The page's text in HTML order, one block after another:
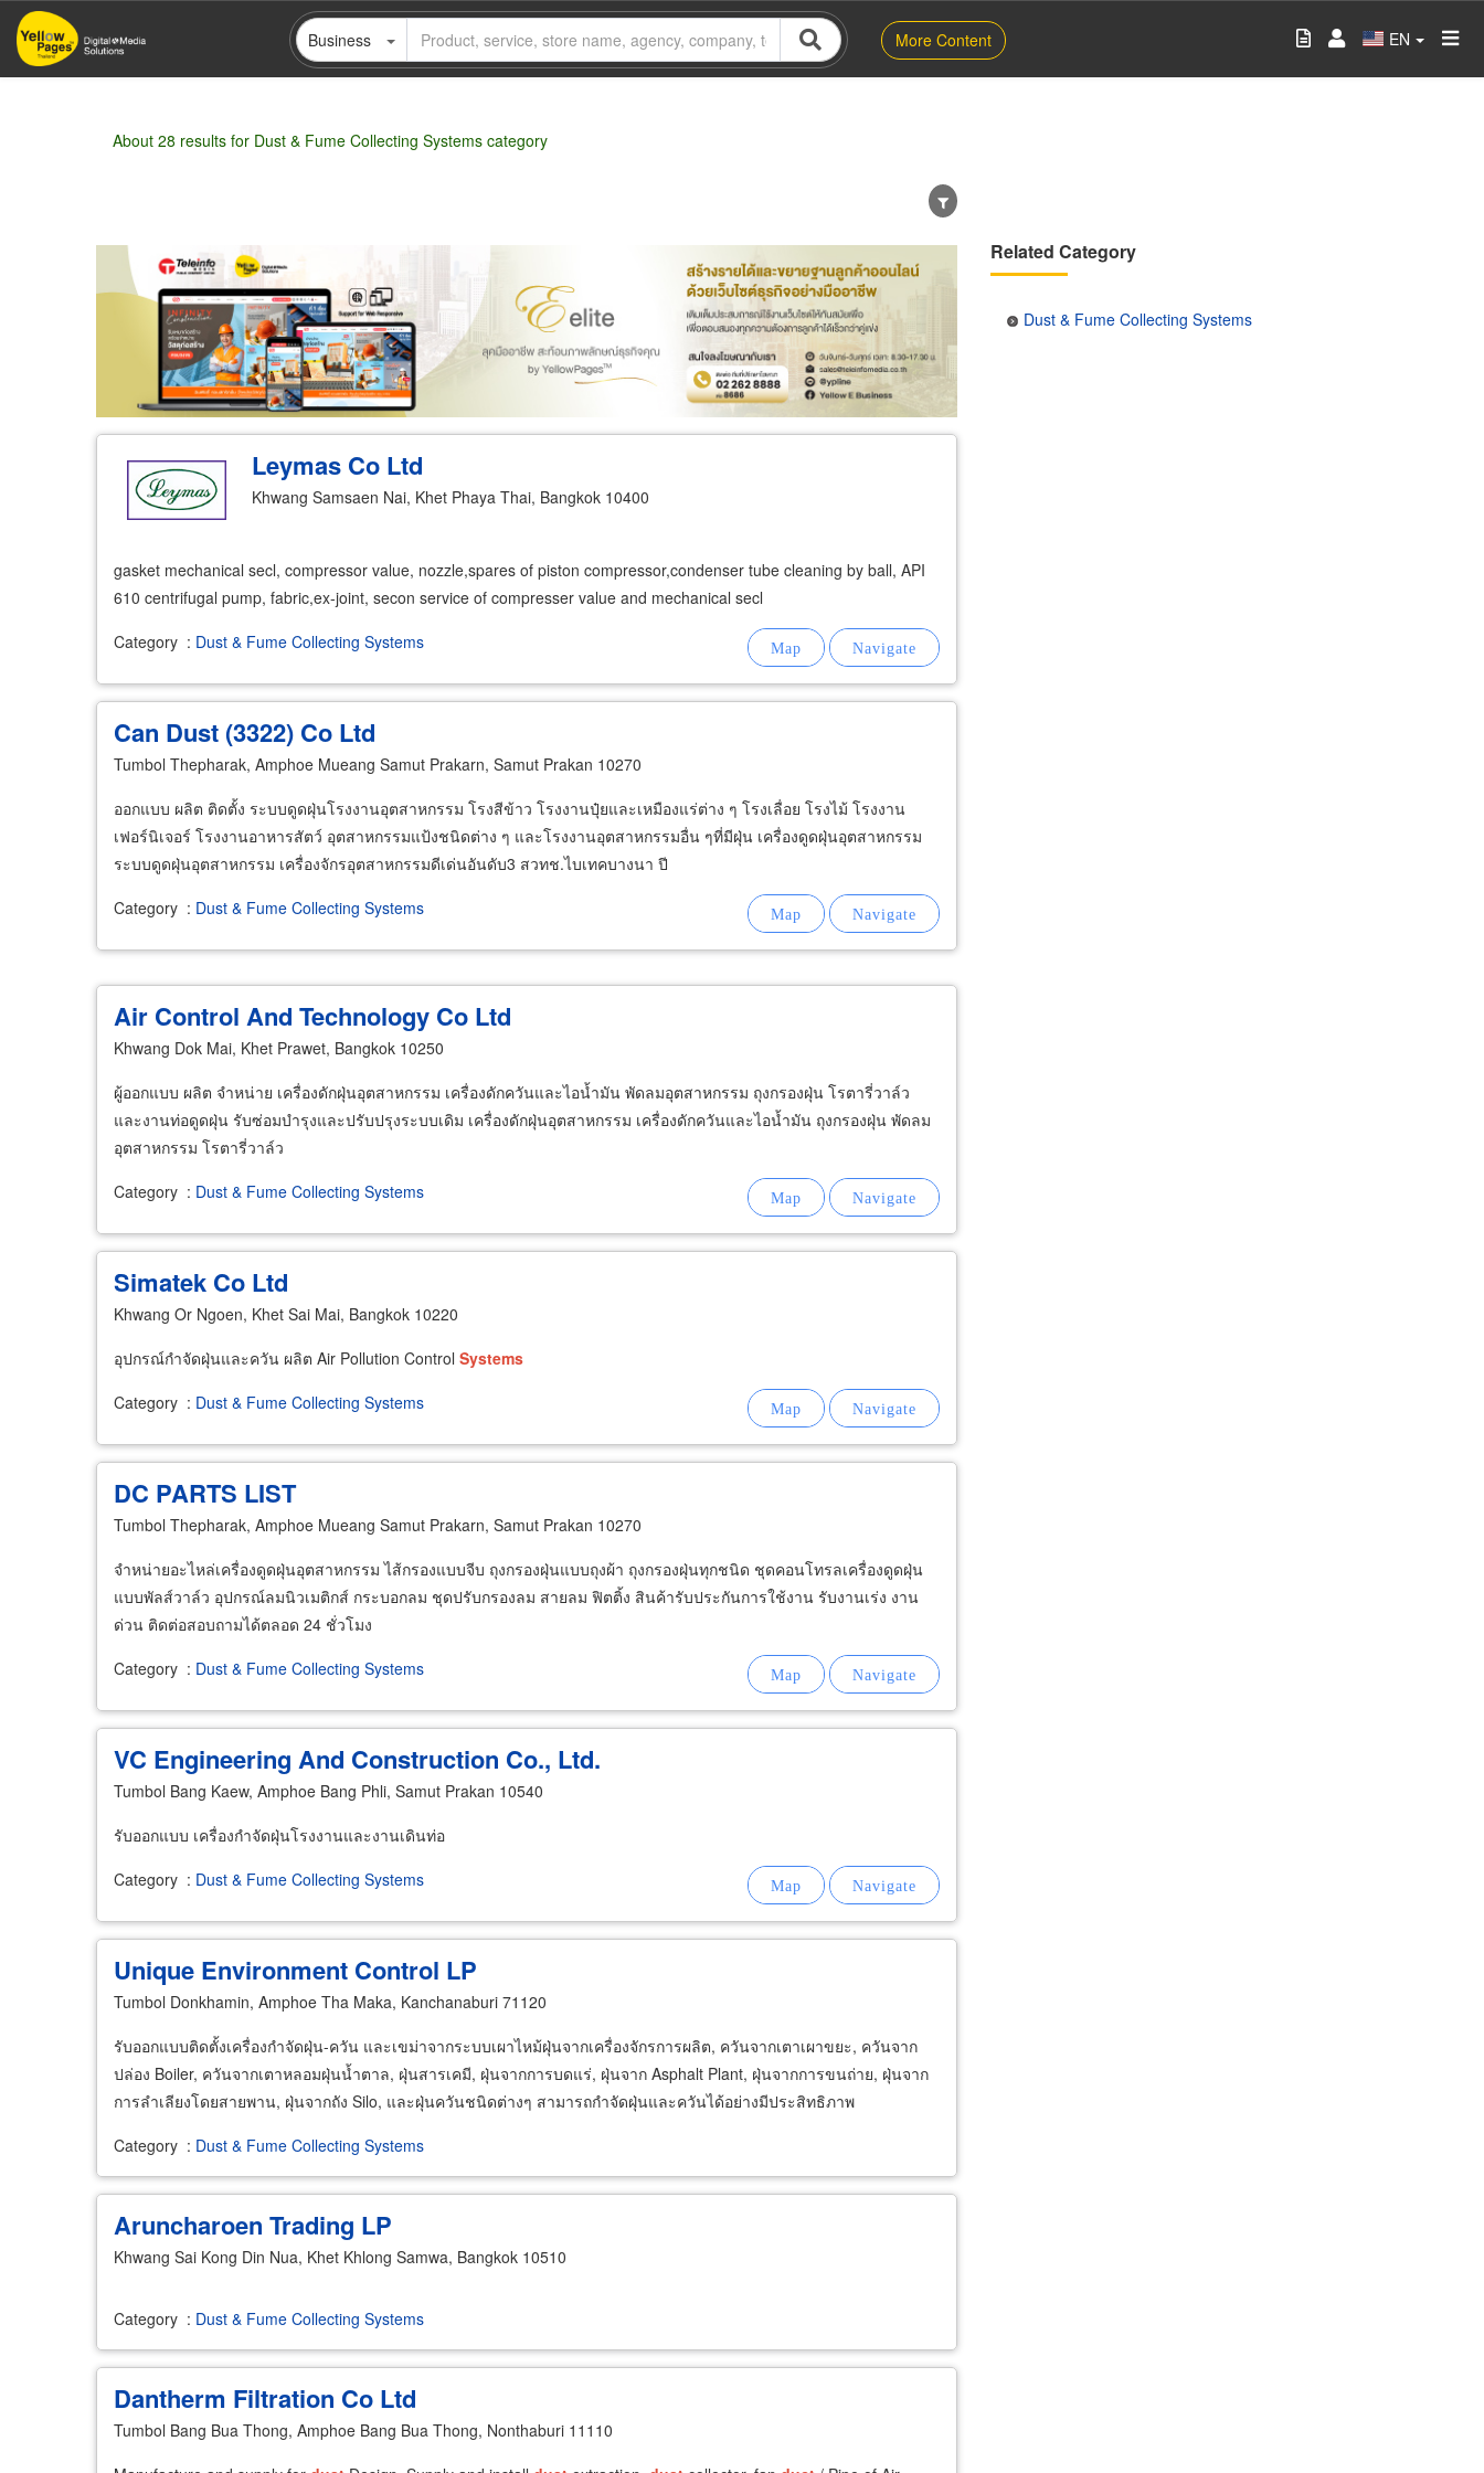
Skip
main
Business More Content EN
About 28 results for Dust & Fume Collecting Systems category
Wholesale Retail Manufacturer Dealer Exporter/Importer Service Business
Leymas Co Ltd
Khwang Samsaen Nai, Khet Phaya Thai, Bangkok 10400
gasket mechanical secl, compressor value, nozzle,spares of piston compressor,condenser tube cleaning by ball, API
610 centrifugal pump, fabric,ex-joint, secon service of compresser value and mechanical secl
Category : Dust & Fume Collecting Systems
Can Dust (3322) Co Ltd
Tumbol Thepharak, Amphoe Mueang Samut Prakarn, Samut Prakan 10270
ออกแบบ ผลิต ติดตั้ง ระบบดูดฝุ่นโรงงานอุตสาหกรรม โรงสีข้าว โรงงานปุ๋ยและเหมืองแร่ต่าง ๆ โรงเลื่อย โรงไม้ โรงงาน
เฟอร์นิเจอร์ โรงงานอาหารสัตว์ อุตสาหกรรมแป้งชนิดต่าง ๆ และโรงงานอุตสาหกรรมอื่น ๆที่มีฝุ่น เครื่องดูดฝุ่นอุตสาหกรรม
ระบบดูดฝุ่นอุตสาหกรรม เครื่องจักรอุตสาหกรรมดีเด่นอันดับ3 สวทช.ไบเทคบางนา ปี
Category : Dust & Fume Collecting Systems
Air Control And Technology Co Ltd
Khwang Dok Mai, Khet Prawet, Bangkok 10250
ผู้ออกแบบ ผลิต จำหน่าย เครื่องดักฝุ่นอุตสาหกรรม เครื่องดักควันและไอน้ำมัน พัดลมอุตสาหกรรม ถุงกรองฝุ่น โรตารี่วาล์ว
และงานท่อดูดฝุ่น รับซ่อมบำรุงและปรับปรุงระบบเดิม เครื่องดักฝุ่นอุตสาหกรรม เครื่องดักควันและไอน้ำมัน ถุงกรองฝุ่น พัดลม
อุตสาหกรรม โรตารี่วาล์ว
Category : Dust & Fume Collecting Systems
Simatek Co Ltd
Khwang Or Ngoen, Khet Sai Mai, Bangkok 10220
อุปกรณ์กำจัดฝุ่นและควัน ผลิต Air Pollution Control Systems
Category : Dust & Fume Collecting Systems
DC PARTS LIST
Tumbol Thepharak, Amphoe Mueang Samut Prakarn, Samut Prakan 10270
จำหน่ายอะไหล่เครื่องดูดฝุ่นอุตสาหกรรม ไส้กรองแบบจีบ ถุงกรองฝุ่นแบบถุงผ้า ถุงกรองฝุ่นทุกชนิด ชุดคอนโทรลเครื่องดูดฝุ่น
แบบพัลส์วาล์ว อุปกรณ์ลมนิวเมติกส์ กระบอกลม ชุดปรับกรองลม สายลม ฟิตติ้ง สินค้ารับประกันการใช้งาน รับงานเร่ง งาน
ด่วน ติดต่อสอบถามได้ตลอด 24 ชั่วโมง
Category : Dust & Fume Collecting Systems
VC Engineering And Construction Co., Ltd.
Tumbol Bang Kaew, Amphoe Bang Phli, Samut Prakan 10540
รับออกแบบ เครื่องกำจัดฝุ่นโรงงานและงานเดินท่อ
Category : Dust & Fume Collecting Systems
Unique Environment Control LP
Tumbol Donkhamin, Amphoe Tha Maka, Kanchanaburi 71120
รับออกแบบติดตั้งเครื่องกำจัดฝุ่น-ควัน และเขม่าจากระบบเผาไหม้ฝุ่นจากเครื่องจักรการผลิต, ควันจากเตาเผาขยะ, ควันจาก
ปล่อง Boiler, ควันจากเตาหลอมฝุ่นน้ำตาล, ฝุ่นสารเคมี, ฝุ่นจากการบดแร่, ฝุ่นจาก Asphalt Plant, ฝุ่นจากการขนถ่าย, ฝุ่นจาก
การลำเลียงโดยสายพาน, ฝุ่นจากถัง Silo, และฝุ่นควันชนิดต่างๆ สามารถกำจัดฝุ่นและควันได้อย่างมีประสิทธิภาพ
Category : Dust & Fume Collecting Systems
Aruncharoen Trading LP
Khwang Sai Kong Din Nua, Khet Khlong Samwa, Bangkok 10510
Category : Dust & Fume Collecting Systems
Dantherm Filtration Co Ltd
Tumbol Bang Bua Thong, Amphoe Bang Bua Thong, Nonthaburi 11110
Related Category
Dust & Fume Collecting Systems